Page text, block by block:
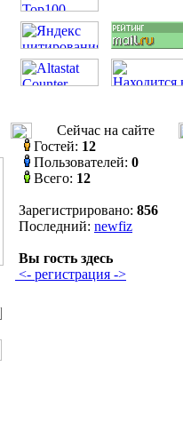
Сейчас на сайте
Гостей: 12
Пользователей: 0
Всего: 12
Зарегистрировано: 856
Последний: newfiz
Вы гость здесь
<- регистрация ->